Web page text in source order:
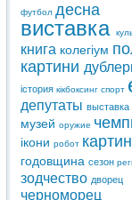
футбол десна
виставка
книга колегіум
картини
істория кікбоксинг спорт
депутаты выставка
музей оружие
ікони робот
годовщина сезон
зодчество дворец
черноморец